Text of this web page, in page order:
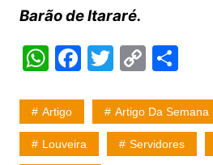
Barão de Itararé.
W
at
s
F
c
e
T
itt
er
C
p
y
S
ar
e
Artigo Artigo Da Semana
Louveira Servidores